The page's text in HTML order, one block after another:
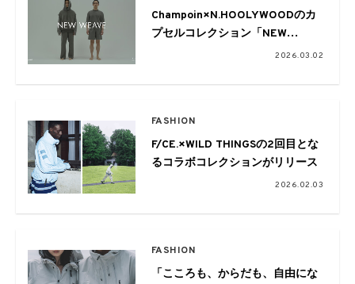
Champoin×N.HOOLYWOODのカ
プセルコレクション「NEW
WEAVE」最新作の販売がスタート
2026.03.02
FASHION
F/CE.×WILD THINGSの2回目とな
るコラボコレクションがリリース
2026.02.03
FASHION
「こころも、からだも、自由にな